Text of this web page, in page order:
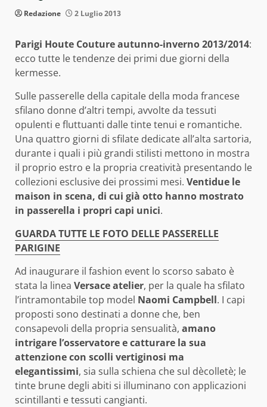
Redazione 2 Luglio 2013
Parigi Houte Couture autunno-inverno 2013/2014:
ecco tutte le tendenze dei primi due giorni della
kermesse.
Sulle passerelle della capitale della moda francese
sfilano donne d’altri tempi, avvolte da tessuti
opulenti e fluttuanti dalle tinte tenui e romantiche.
Una quattro giorni di sfilate dedicate all’alta sartoria,
durante i quali i più grandi stilisti mettono in mostra
il proprio estro e la propria creatività presentando le
collezioni esclusive dei prossimi mesi. Ventidue le
maison in scena, di cui già otto hanno mostrato
in passerella i propri capi unici.
GUARDA TUTTE LE FOTO DELLE PASSERELLE
PARIGINE
Ad inaugurare il fashion event lo scorso sabato è
stata la linea Versace atelier, per la quale ha sfilato
l’intramontabile top model Naomi Campbell. I capi
proposti sono destinati a donne che, ben
consapevoli della propria sensualità, amano
intrigare l’osservatore e catturare la sua
attenzione con scolli vertiginosi ma
elegantissimi, sia sulla schiena che sul dècolletè; le
tinte brune degli abiti si illuminano con applicazioni
scintillanti e tessuti cangianti.